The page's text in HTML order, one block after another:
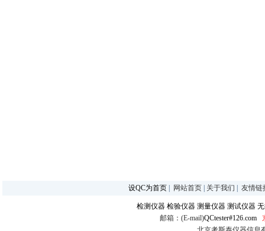
设QC为首页 网站首页 关于我们 友情链
检测仪器 检验仪器 测量仪器 测试仪器
邮箱：(E-mail)QCtester#126.com